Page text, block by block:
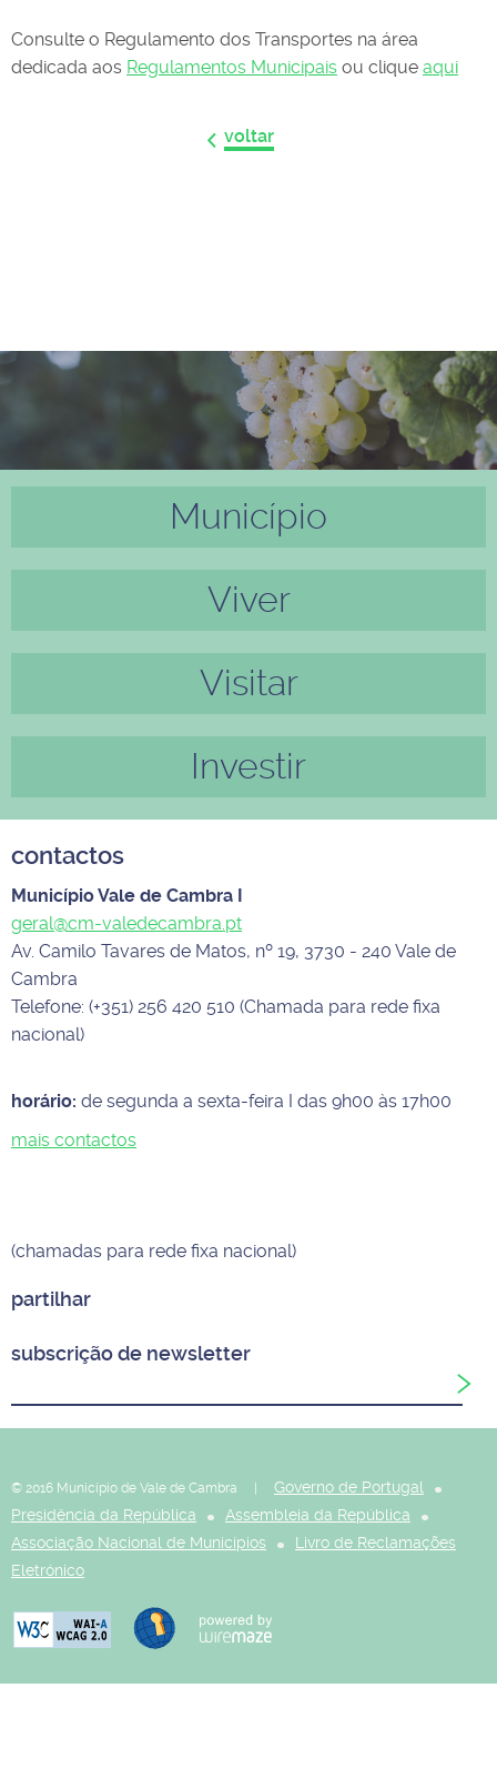
Consulte o Regulamento dos Transportes na área
dedicada aos Regulamentos Municipais ou clique aqui
voltar
Município
Viver
Visitar
Investir
contactos
Município Vale de Cambra I
geral@cm-valedecambra.pt
Av. Camilo Tavares de Matos, nº 19, 3730 - 240 Vale de
Cambra
Telefone: (+351) 256 420 510 (Chamada para rede fixa
nacional)
horário: de segunda a sexta-feira I das 9h00 às 17h00
mais contactos
(chamadas para rede fixa nacional)
partilhar
subscrição de newsletter
© 2016 Município de Vale de Cambra |
Governo de Portugal
Presidência da República
Assembleia da República
Associação Nacional de Municípios
Livro de Reclamações
Eletrónico